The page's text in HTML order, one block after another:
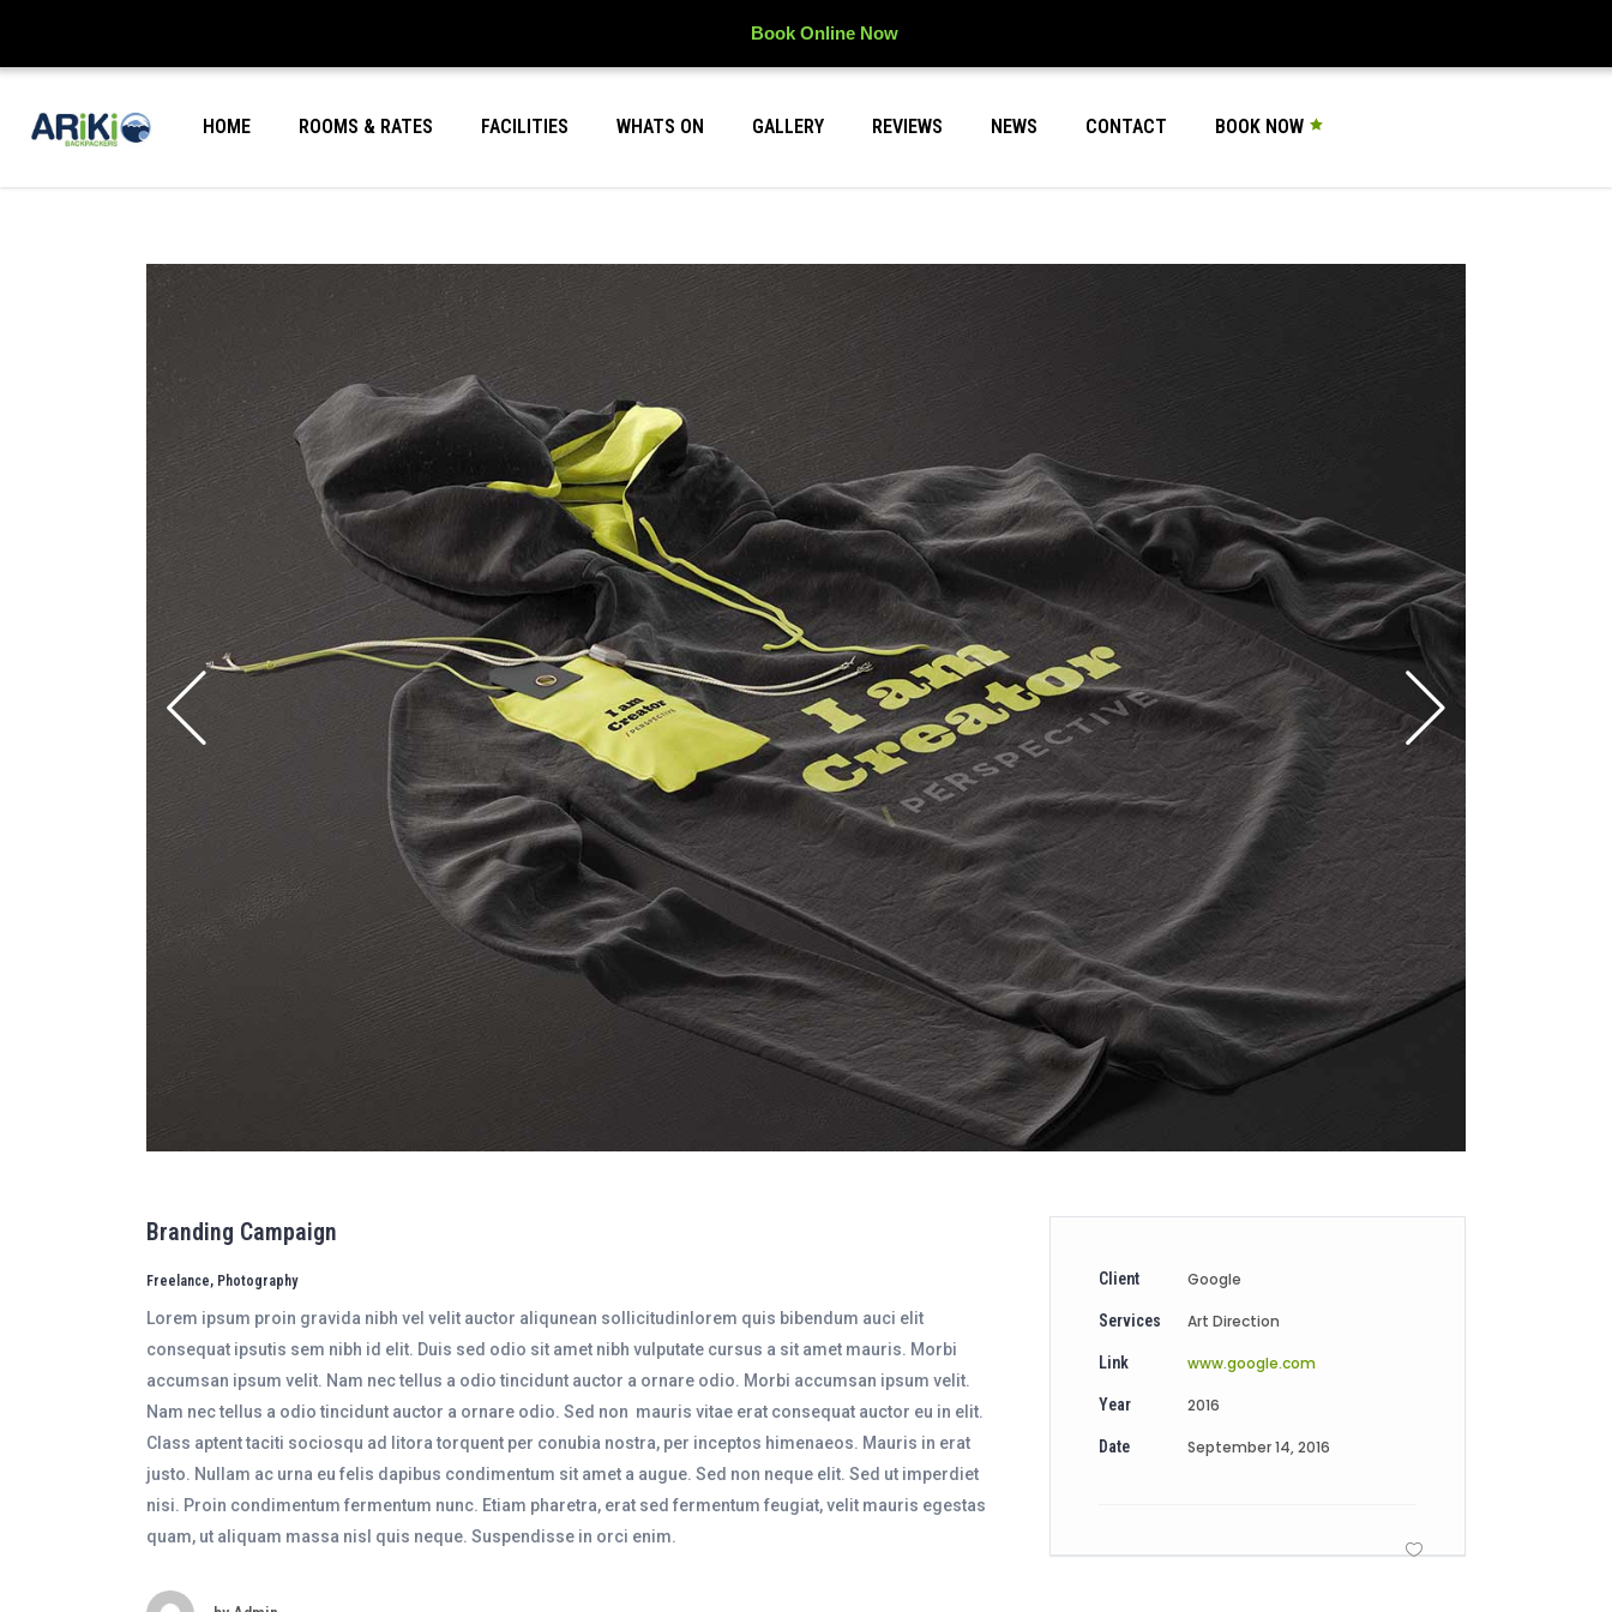
Book Online Now
HOME ROOMS & RATES FACILITIES WHATS ON GALLERY REVIEWS NEWS CONTACT BOOK NOW
Branding Campaign
Freelance, Photography
Lorem ipsum proin gravida nibh vel velit auctor aliqunean sollicitudinlorem quis bibendum auci elit
consequat ipsutis sem nibh id elit. Duis sed odio sit amet nibh vulputate cursus a sit amet mauris. Morbi
accumsan ipsum velit. Nam nec tellus a odio tincidunt auctor a ornare odio. Morbi accumsan ipsum velit.
Nam nec tellus a odio tincidunt auctor a ornare odio. Sed non mauris vitae erat consequat auctor eu in elit.
Class aptent taciti sociosqu ad litora torquent per conubia nostra, per inceptos himenaeos. Mauris in erat
justo. Nullam ac urna eu felis dapibus condimentum sit amet a augue. Sed non neque elit. Sed ut imperdiet
nisi. Proin condimentum fermentum nunc. Etiam pharetra, erat sed fermentum feugiat, velit mauris egestas
quam, ut aliquam massa nisl quis neque. Suspendisse in orci enim.
Client Google
Services Art Direction
Link www.google.com
Year 2016
Date September 14, 2016